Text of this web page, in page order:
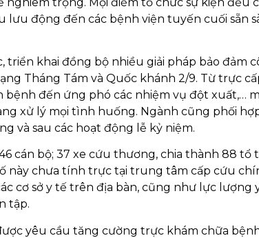
động đến các bệnh viện tuyến cuối sẵn
triển khai đồng bộ nhiều giải pháp bảo đảm
Tháng Tám và Quốc khánh 2/9. Từ trực
đến ứng phó các nhiệm vụ đột xuất,…
xử lý mọi tình huống. Ngành cũng phối
và sau các hoạt động lễ kỷ niệm.
cán bộ; 37 xe cứu thương, chia thành 88 tổ
này chưa tính trực tại trung tâm cấp cứu
cơ sở y tế trên địa bàn, cũng như lực lượng
tập.
yêu cầu tăng cường trực khám chữa